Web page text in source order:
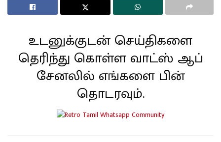
உடனுக்குடன் செய்திகளை
தெரிந்து கொள்ள வாட்ஸ் ஆப்
சேனலில் எங்களை பின்
தொடரவும்.